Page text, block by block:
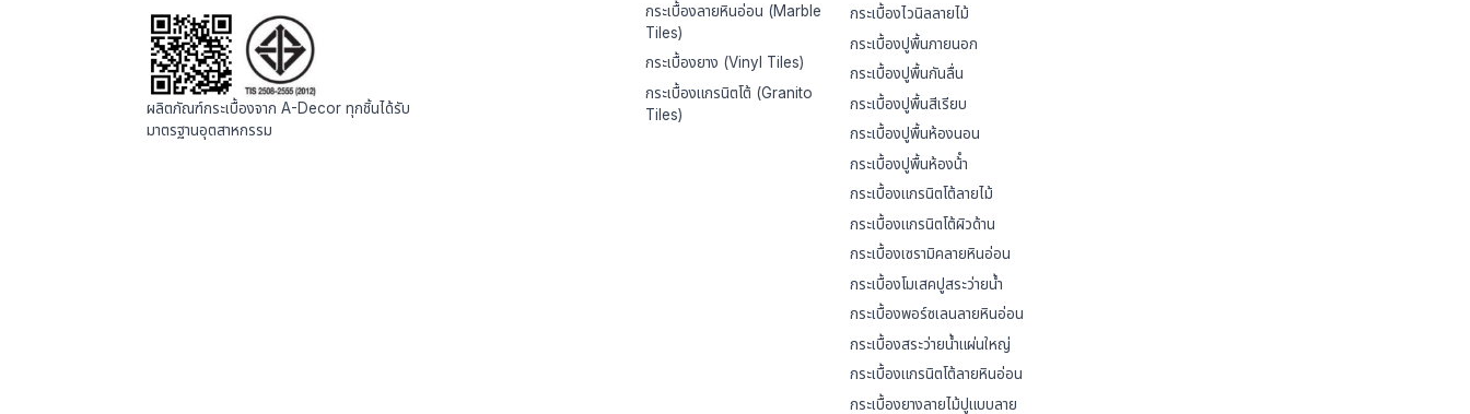
ผลิตภัณฑ์กระเบื้องจาก A-Decor ทุกชิ้นได้รับ
มาตรฐานอุตสาหกรรม
กระเบื้องลายหินอ่อน (Marble
Tiles)
กระเบื้องยาง (Vinyl Tiles)
กระเบื้องแกรนิตโต้ (Granito
Tiles)
กระเบื้องไวนิลลายไม้
กระเบื้องปูพื้นภายนอก
กระเบื้องปูพื้นกันลื่น
กระเบื้องปูพื้นสีเรียบ
กระเบื้องปูพื้นห้องนอน
กระเบื้องปูพื้นห้องน้ํา
กระเบื้องแกรนิตโต้ลายไม้
กระเบื้องแกรนิตโต้ผิวด้าน
กระเบื้องเซรามิคลายหินอ่อน
กระเบื้องโมเสคปูสระว่ายน้ำ
กระเบื้องพอร์ซเลนลายหินอ่อน
กระเบื้องสระว่ายน้ำแผ่นใหญ่
กระเบื้องแกรนิตโต้ลายหินอ่อน
กระเบื้องยางลายไม้ปูแบบลาย